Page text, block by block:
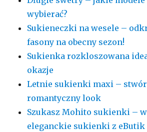
wybierać?
Sukieneczki na wesele –
fasony na obecny sezon!
Sukienka rozkloszowana
okazje
Letnie sukienki maxi –
romantyczny look
Szukasz Mohito sukienki –
eleganckie sukienki z eButik